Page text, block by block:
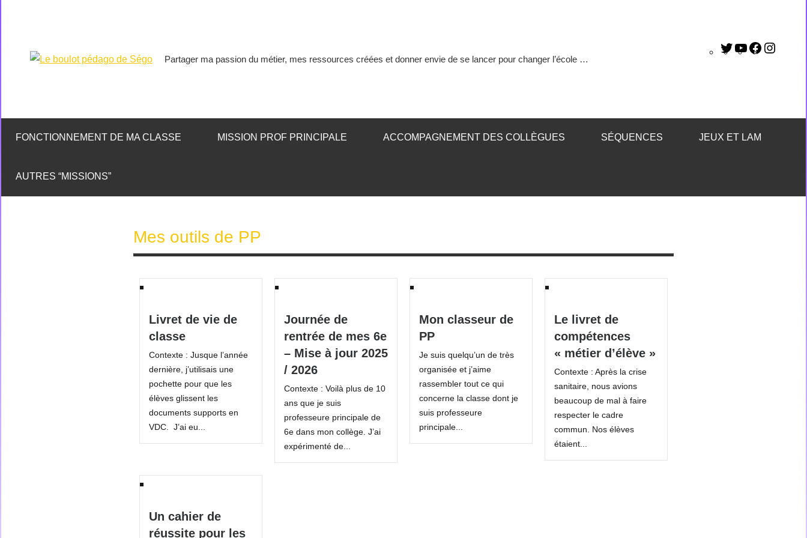
pédago
Partager ma passion du métier, mes ressources créées et donner envie de se lancer pour changer l’école …
FONCTIONNEMENT DE MA CLASSE MISSION PROF PRINCIPALE ACCOMPAGNEMENT DES COLLÈGUES SÉQUENCES JEUX ET LAM
AUTRES “MISSIONS”
Mes outils de PP
Livret de vie de
classe
Contexte : Jusque l’année
dernière, j’utilisais une
pochette pour que les
élèves glissent les
documents supports en
VDC. J’ai eu...
Journée de
rentrée de mes 6e
– Mise à jour 2025
/ 2026
Contexte : Voilà plus de 10
ans que je suis
professeure principale de
6e dans mon collège. J’ai
expérimenté de...
Mon classeur de
PP
Je suis quelqu’un de très
organisée et j’aime
rassembler tout ce qui
concerne la classe dont je
suis professeure
principale...
Le livret de
compétences
« métier d’élève »
Contexte : Après la crise
sanitaire, nous avions
beaucoup de mal à faire
respecter le cadre
commun. Nos élèves
étaient...
Un cahier de
réussite pour les